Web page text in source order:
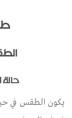
يكون الطقس في